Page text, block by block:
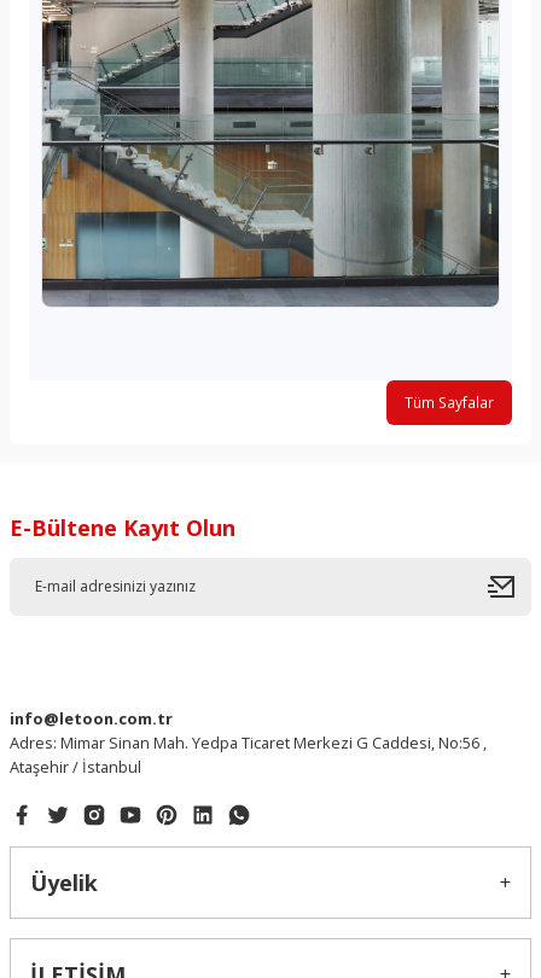
Tüm Sayfalar
E-Bültene Kayıt Olun
info@letoon.com.tr
Adres: Mimar Sinan Mah. Yedpa Ticaret Merkezi G Caddesi, No:56 ,
Ataşehir / İstanbul
Üyelik